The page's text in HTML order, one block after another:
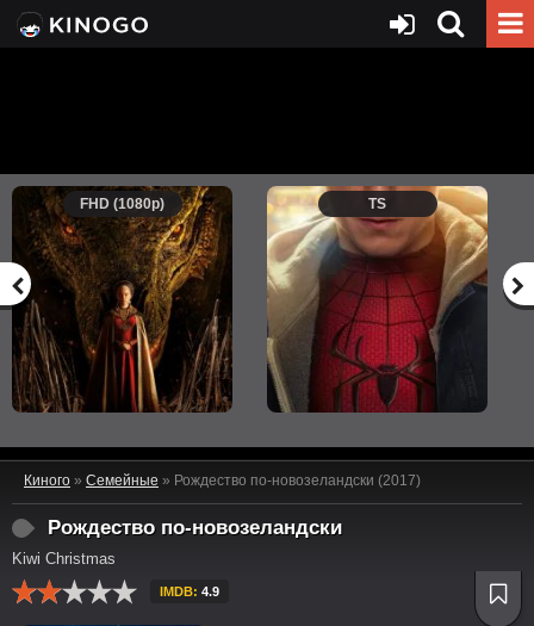
FHD (1080p) TS
Киного » Семейные » Рождество по-новозеландски (2017)
Рождество по-новозеландски
Kiwi Christmas
IMDB: 4.9